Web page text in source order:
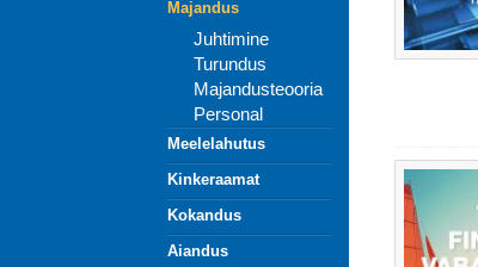
Majandus
Juhtimine
Turundus
Majandusteooria
Personal
Meelelahutus
Kinkeraamat
Kokandus
Aiandus